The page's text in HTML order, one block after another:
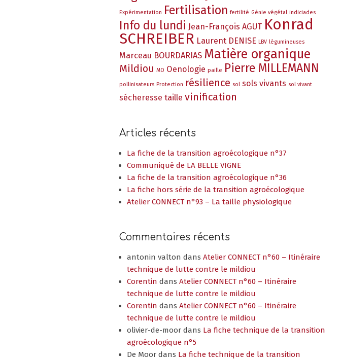
Expérimentation Fertilisation fertilité Génie végétal indiciades
Info du lundi Jean-François AGUT Konrad
SCHREIBER Laurent DENISE LBV légumineuses
Marceau BOURDARIAS Matière organique
Mildiou MO Oenologie paille Pierre MILLEMANN
pollinisateurs Protection résilience sol sols vivants sol vivant
sécheresse taille vinification
Articles récents
La fiche de la transition agroécologique n°37
Communiqué de LA BELLE VIGNE
La fiche de la transition agroécologique n°36
La fiche hors série de la transition agroécologique
Atelier CONNECT n°93 – La taille physiologique
Commentaires récents
antonin valton dans Atelier CONNECT n°60 – Itinéraire
technique de lutte contre le mildiou
Corentin dans Atelier CONNECT n°60 – Itinéraire
technique de lutte contre le mildiou
Corentin dans Atelier CONNECT n°60 – Itinéraire
technique de lutte contre le mildiou
olivier-de-moor dans La fiche technique de la transition
agroécologique n°5
De Moor dans La fiche technique de la transition